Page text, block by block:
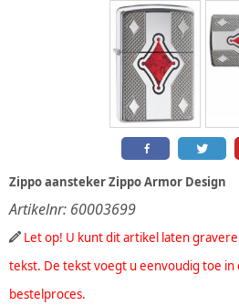
Zippo aansteker Zippo Armor Design
Artikelnr: 60003699
Let op! U kunt dit artikel laten
tekst. De tekst voegt u eenvoudig toe
bestelproces.